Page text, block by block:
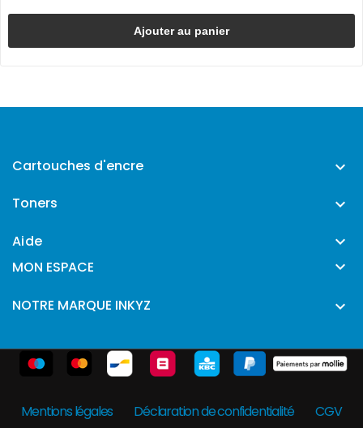
Ajouter au panier
Cartouches d'encre 
Toners 
Aide 
MON ESPACE 
NOTRE MARQUE INKYZ 
Mentions légales Déclaration de confidentialité CGV